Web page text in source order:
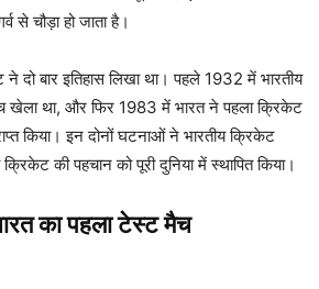
से चौड़ा हो जाता है।
दो बार इतिहास लिखा था। पहले 1932 में भारतीय
खेला था, और फिर 1983 में भारत ने पहला क्रिकेट
किया। इन दोनों घटनाओं ने भारतीय क्रिकेट
की पहचान को पूरी दुनिया में स्थापित किया।
का पहला टेस्ट मैच